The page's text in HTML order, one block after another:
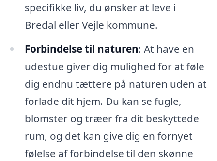
specifikke liv, du ønsker at leve i
Bredal eller Vejle kommune.
Forbindelse til naturen: At have en
udestue giver dig mulighed for at føle
dig endnu tættere på naturen uden at
forlade dit hjem. Du kan se fugle,
blomster og træer fra dit beskyttede
rum, og det kan give dig en fornyet
følelse af forbindelse til den skønne